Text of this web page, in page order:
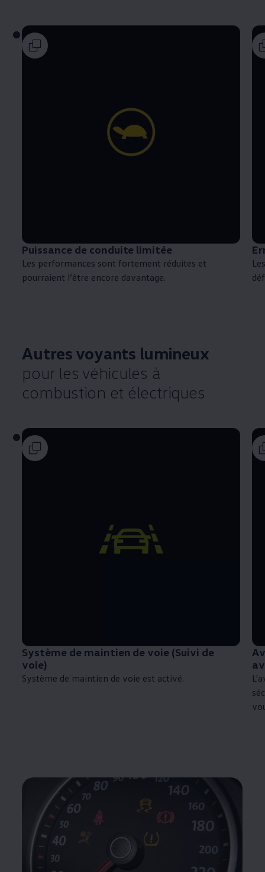
Puissance de conduite limitée
Les performances sont fortement réduites et
pourraient l’être encore davantage.
Autres voyants lumineux
pour les véhicules à
combustion et électriques
Système de maintien de voie (Suivi de
voie)
Système de maintien de voie est activé.